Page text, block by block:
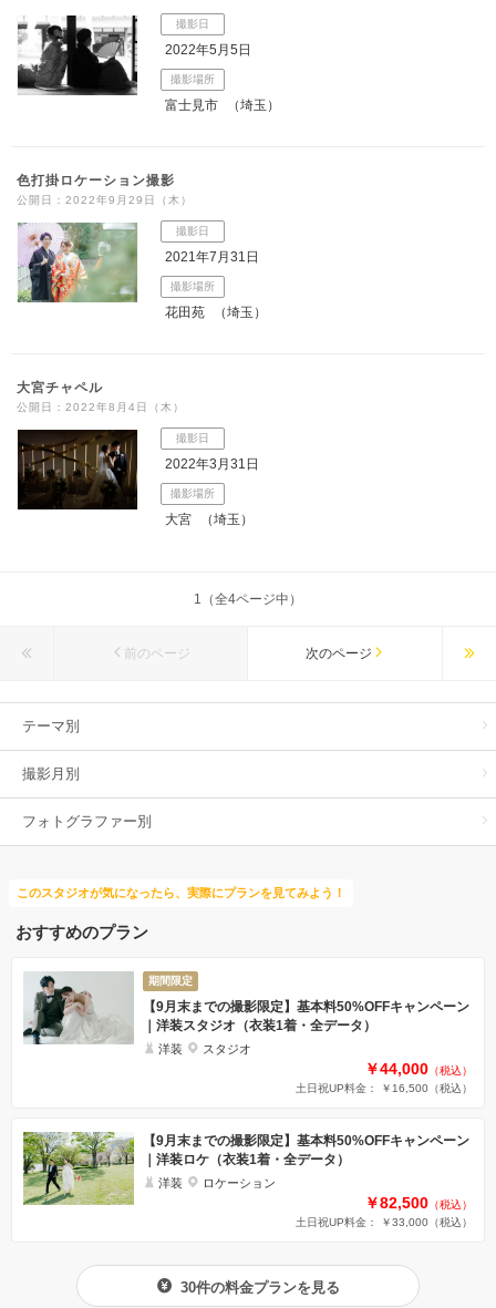
撮影日
2022年5月5日
撮影場所
富士見市 （埼玉）
色打掛ロケーション撮影
公開日：2022年9月29日（木）
撮影日
2021年7月31日
撮影場所
花田苑 （埼玉）
大宮チャペル
公開日：2022年8月4日（木）
撮影日
2022年3月31日
撮影場所
大宮 （埼玉）
1（全4ページ中）
前のページ 次のページ
テーマ別
撮影月別
フォトグラファー別
このスタジオが気になったら、実際にプランを見てみよう！
おすすめのプラン
期間限定
【9月末までの撮影限定】基本料50%OFFキャンペーン
｜洋装スタジオ（衣装1着・全データ）
洋装 スタジオ
￥44,000 （税込）
土日祝UP料金： ￥16,500 （税込）
【9月末までの撮影限定】基本料50%OFFキャンペーン
｜洋装ロケ（衣装1着・全データ）
洋装 ロケーション
￥82,500 （税込）
土日祝UP料金： ￥33,000 （税込）
30件の料金プランを見る